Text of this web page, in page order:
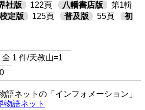
社版 122頁 八幡書店版
第1輯
校定版 125頁 普及版 55頁
初
全 1 件/天教山=1
語ネットの「インフォメーション」
物語ネット